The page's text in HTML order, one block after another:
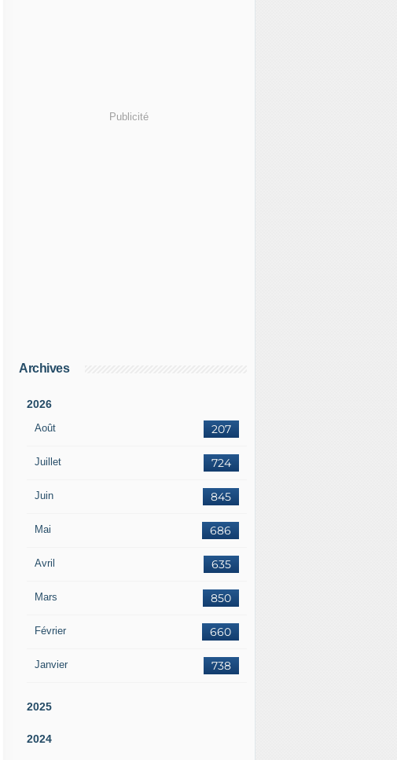
Publicité
Archives
2026
Août 207
Juillet 724
Juin 845
Mai 686
Avril 635
Mars 850
Février 660
Janvier 738
2025
2024